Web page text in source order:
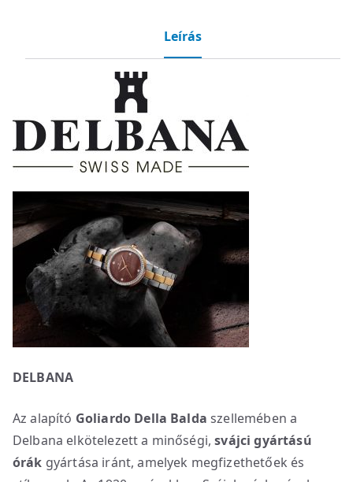
Leírás
DELBANA
Az alapító Goliardo Della Balda szellemében a
Delbana elkötelezett a minőségi,svájci gyártású
órák gyártása iránt, amelyek megfizethetőek és